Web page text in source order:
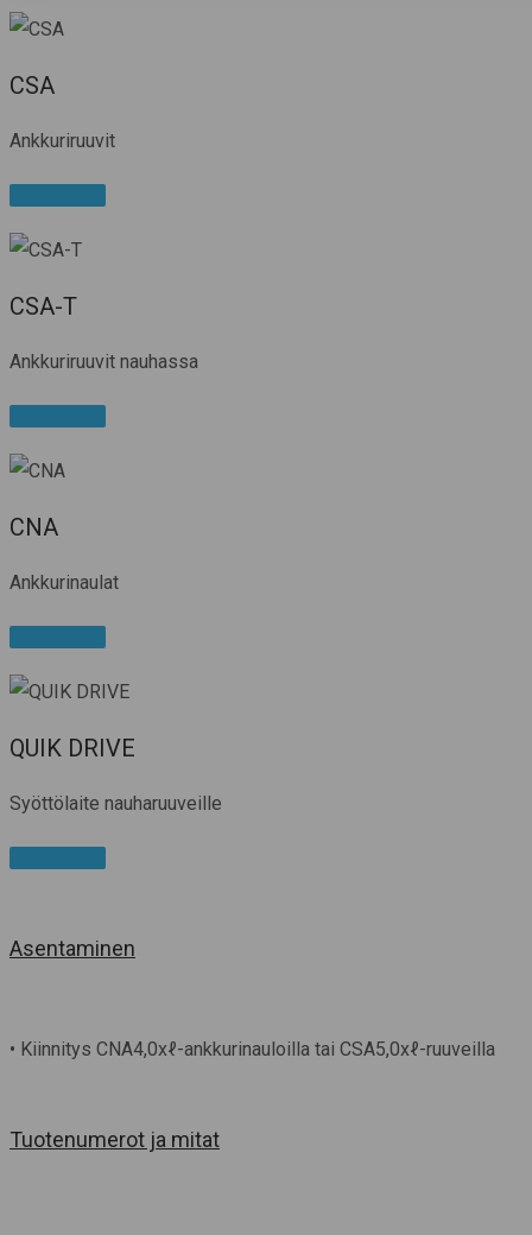
CSA
Ankkuriruuvit
CSA-T
Ankkuriruuvit nauhassa
CNA
Ankkurinaulat
QUIK DRIVE
Syöttölaite nauharuuveille
Asentaminen
• Kiinnitys CNA4,0xℓ-ankkurinauloilla tai CSA5,0xℓ-ruuveilla
Tuotenumerot ja mitat